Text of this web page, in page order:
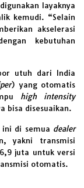
layaknya
kemudi. “Selain
akselerasi
kebutuhan
utuh dari India
) yang otomatis
high intensity
bisa disesuaikan.
ini di semua dealer
yakni transmisi
juta untuk versi
otomatis.